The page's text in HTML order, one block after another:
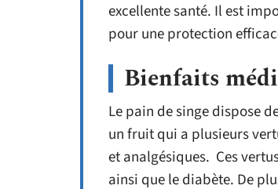
excellente santé. Il est
pour une protection
Bienfaits
Le pain de singe dispose
un fruit qui a plusieurs
et analgésiques. Ces
ainsi que le diabète. De